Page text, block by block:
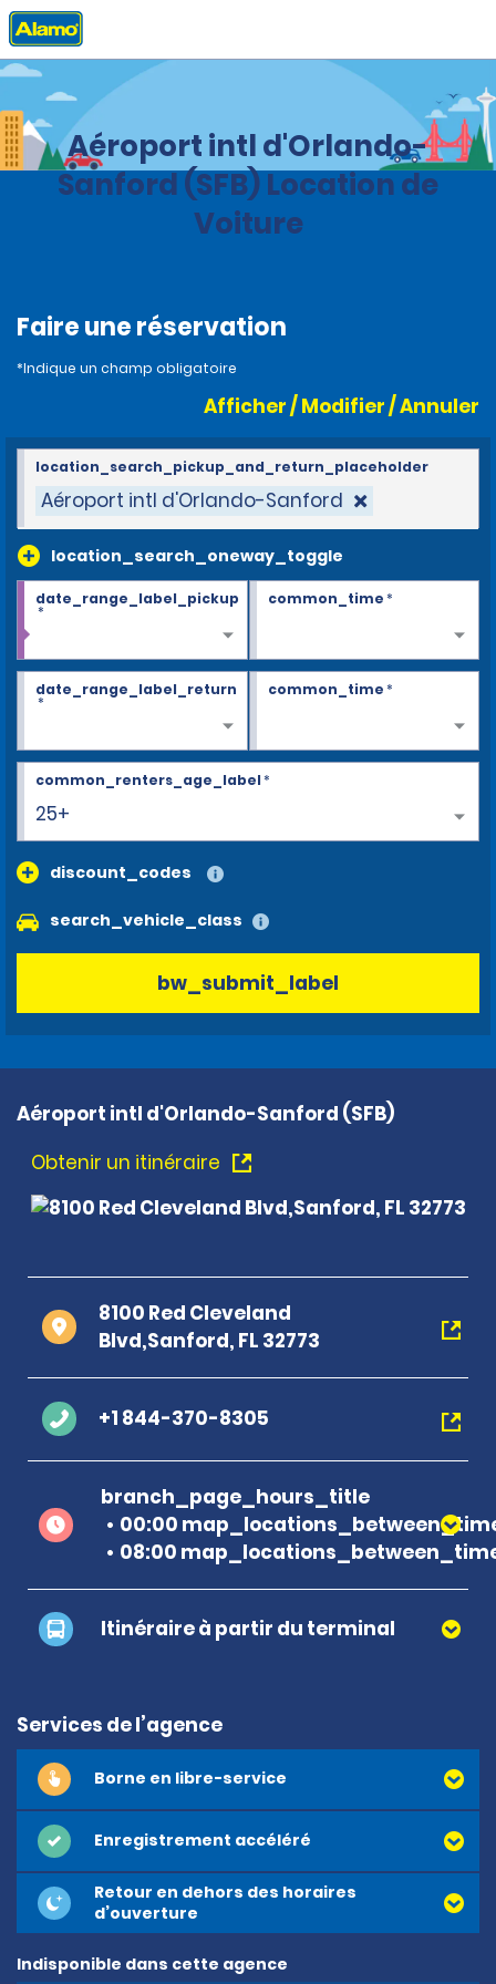
Accueil Agences Florida
Aéroport intl d'Orlando-
Sanford (SFB) Location de
Voiture
Faire une réservation
*Indique un champ obligatoire
Afficher / Modifier / Annuler
Aéroport intl d'Orlando-Sanford
location_search_oneway_toggle
location_search_pickup_and_return_placeholder
date_range_label_pickup
*
common_time*
date_range_label_return
*
common_time*
25+
common_renters_age_label*
discount_codes
search_vehicle_class
bw_submit_label
Aéroport intl d'Orlando-Sanford (SFB)
Obtenir un itinéraire
8100 Red Cleveland
Blvd,Sanford, FL 32773
+1 844-370-8305
branch_page_hours_title
00:00
08:00
Itinéraire à partir du terminal
Services de l’agence
Borne en libre-service
Enregistrement accéléré
Retour en dehors des horaires
d’ouverture
Indisponible dans cette agence